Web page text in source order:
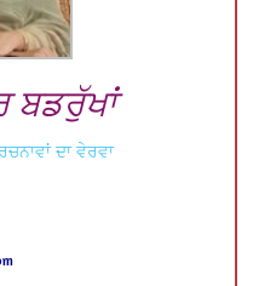
ਬਡਰੁੱਖਾਂ
ਦਾ ਵੇਰਵਾ